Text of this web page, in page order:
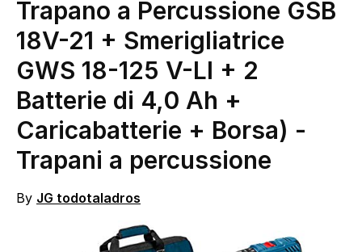
Trapano a Percussione GSB
18V-21 + Smerigliatrice
GWS 18-125 V-LI + 2
Batterie di 4,0 Ah +
Caricabatterie + Borsa) -
Trapani a percussione
By JG todotaladros